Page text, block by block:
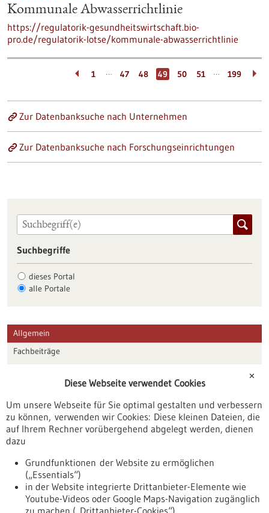
Kommunale Abwasserrichtlinie
https://regulatorik-gesundheitswirtschaft.bio-
pro.de/regulatorik-lotse/kommunale-abwasserrichtlinie
1 … 47 48 49 50 51 … 199
Zur Datenbanksuche nach Unternehmen
Zur Datenbanksuche nach Forschungseinrichtungen
Suchbegriffe
dieses Portal
alle Portale
Allgemein
Fachbeiträge
Veranstaltungen
Erscheinungsdatum
✕
Diese Webseite verwendet Cookies
Um unsere Webseite für Sie optimal gestalten und verbessern
zu können, verwenden wir Cookies: Diese kleinen Dateien, die
auf Ihrem Rechner vorübergehend abgelegt werden, dienen
dazu
Grundfunktionen der Website zu ermöglichen
(„Essentials“)
in der Website integrierte Drittanbieter-Elemente wie
Youtube-Videos oder Google Maps-Navigation zugänglich
zu machen („Drittanbieter-Cookies“)